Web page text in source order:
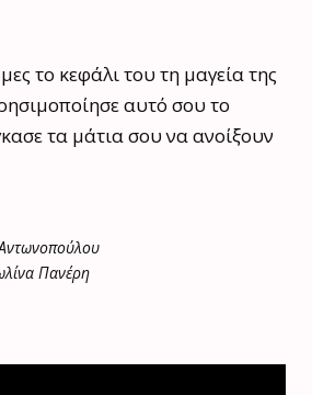
το κεφάλι του τη μαγεία της
αυτό σου το
τα μάτια σου να ανοίξουν
Πανέρη